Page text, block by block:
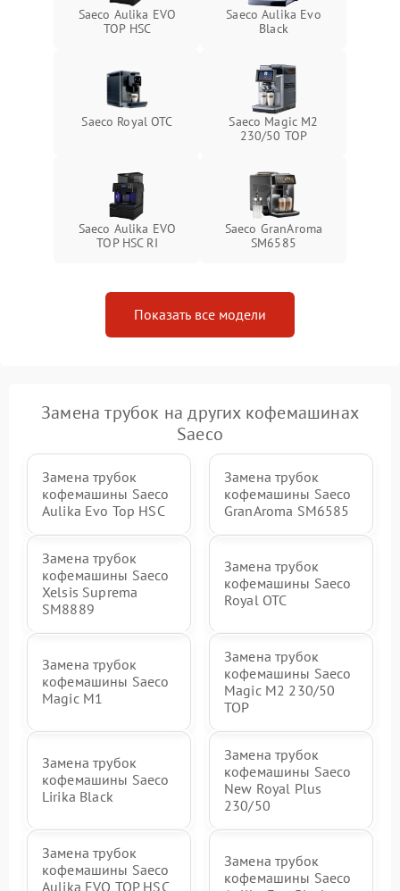
Saeco Aulika EVO
TOP HSC
Saeco Aulika Evo
Black
Saeco Royal OTC
Saeco Magic M2
230/50 TOP
Saeco Aulika EVO
TOP HSC RI
Saeco GranAroma
SM6585
Показать все модели
Замена трубок на других кофемашинах
Saeco
Замена трубок
кофемашины Saeco
Aulika Evo Top HSC
Замена трубок
кофемашины Saeco
GranAroma SM6585
Замена трубок
кофемашины Saeco
Xelsis Suprema
SM8889
Замена трубок
кофемашины Saeco
Royal OTC
Замена трубок
кофемашины Saeco
Magic M1
Замена трубок
кофемашины Saeco
Magic M2 230/50
TOP
Замена трубок
кофемашины Saeco
Lirika Black
Замена трубок
кофемашины Saeco
New Royal Plus
230/50
Замена трубок
кофемашины Saeco
Aulika EVO TOP HSC
Замена трубок
кофемашины Saeco